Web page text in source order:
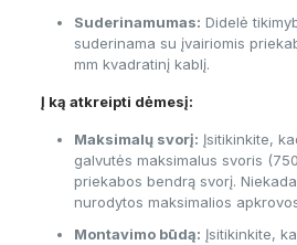
Suderinamumas: Didelė
suderinama su įvairiomis
mm kvadratinį kablį.
Į ką atkreipti dėmesį:
Maksimalų svorį: Įsitikinkite,
galvutės maksimalus svoris
priekabos bendrą svorį.
nurodytos maksimalios
Montavimo būdą: Įsitikinkite,